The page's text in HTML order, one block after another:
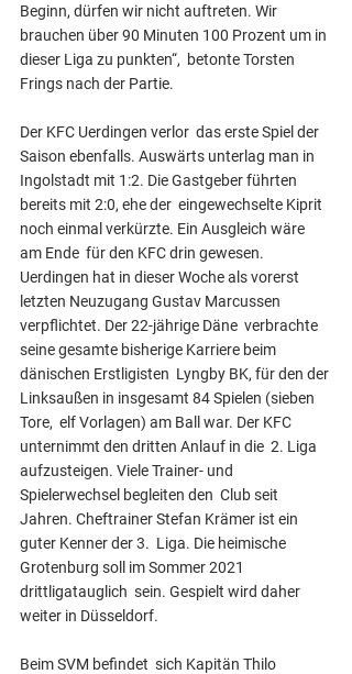
Beginn, dürfen wir nicht auftreten. Wir
brauchen über 90 Minuten 100 Prozent um in
dieser Liga zu punkten“,  betonte Torsten
Frings nach der Partie.
Der KFC Uerdingen verlor  das erste Spiel der
Saison ebenfalls. Auswärts unterlag man in
Ingolstadt mit 1:2. Die Gastgeber führten
bereits mit 2:0, ehe der  eingewechselte Kiprit
noch einmal verkürzte. Ein Ausgleich wäre
am Ende  für den KFC drin gewesen.
Uerdingen hat in dieser Woche als vorerst
letzten Neuzugang Gustav Marcussen
verpflichtet. Der 22-jährige Däne  verbrachte
seine gesamte bisherige Karriere beim
dänischen Erstligisten  Lyngby BK, für den der
Linksaußen in insgesamt 84 Spielen (sieben
Tore,  elf Vorlagen) am Ball war. Der KFC
unternimmt den dritten Anlauf in die  2. Liga
aufzusteigen. Viele Trainer- und
Spielerwechsel begleiten den  Club seit
Jahren. Cheftrainer Stefan Krämer ist ein
guter Kenner der 3.  Liga. Die heimische
Grotenburg soll im Sommer 2021
drittligatauglich  sein. Gespielt wird daher
weiter in Düsseldorf.
Beim SVM befindet  sich Kapitän Thilo